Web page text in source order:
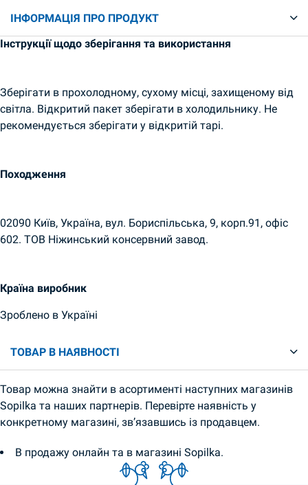
ІНФОРМАЦІЯ ПРО ПРОДУКТ
Інструкції щодо зберігання та використання
Зберігати в прохолодному, сухому місці, захищеному від
світла. Відкритий пакет зберігати в холодильнику. Не
рекомендується зберігати у відкритій тарі.
Походження
02090 Київ, Україна, вул. Бориспільська, 9, корп.91, офіс
602. ТОВ Ніжинський консервний завод.
Країна виробник
Зроблено в Україні
ТОВАР В НАЯВНОСТІ
Товар можна знайти в асортименті наступних магазинів
Sopilka та наших партнерів. Перевірте наявність у
конкретному магазині, зв’язавшись із продавцем.
В продажу онлайн та в магазині Sopilka.